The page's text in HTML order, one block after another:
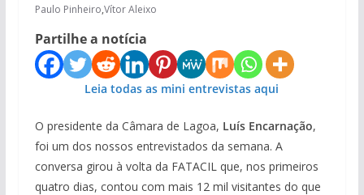
Paulo Pinheiro,Vítor Aleixo
Partilhe a notícia
Leia todas as mini entrevistas aqui
O presidente da Câmara de Lagoa, Luís Encarnação,
foi um dos nossos entrevistados da semana. A
conversa girou à volta da FATACIL que, nos primeiros
quatro dias, contou com mais 12 mil visitantes do que